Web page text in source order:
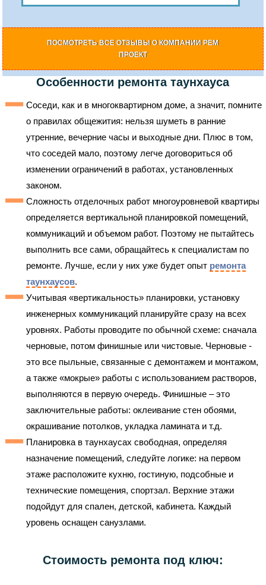
ПОСМОТРЕТЬ ВСЕ ОТЗЫВЫ О КОМПАНИИ РЕМ
ПРОЕКТ
Особенности ремонта таунхауса
Соседи, как и в многоквартирном доме, а значит, помните
о правилах общежития: нельзя шуметь в ранние
утренние, вечерние часы и выходные дни. Плюс в том,
что соседей мало, поэтому легче договориться об
изменении ограничений в работах, установленных
законом.
Сложность отделочных работ многоуровневой квартиры
определяется вертикальной планировкой помещений,
коммуникаций и объемом работ. Поэтому не пытайтесь
выполнить все сами, обращайтесь к специалистам по
ремонте. Лучше, если у них уже будет опыт ремонта
таунхаусов.
Учитывая «вертикальность» планировки, установку
инженерных коммуникаций планируйте сразу на всех
уровнях. Работы проводите по обычной схеме: сначала
черновые, потом финишные или чистовые. Черновые -
это все пыльные, связанные с демонтажем и монтажом,
а также «мокрые» работы с использованием растворов,
выполняются в первую очередь. Финишные – это
заключительные работы: оклеивание стен обоями,
окрашивание потолков, укладка ламината и т.д.
Планировка в таунхаусах свободная, определяя
назначение помещений, следуйте логике: на первом
этаже расположите кухню, гостиную, подсобные и
технические помещения, спортзал. Верхние этажи
подойдут для спален, детской, кабинета. Каждый
уровень оснащен санузлами.
Стоимость ремонта под ключ: